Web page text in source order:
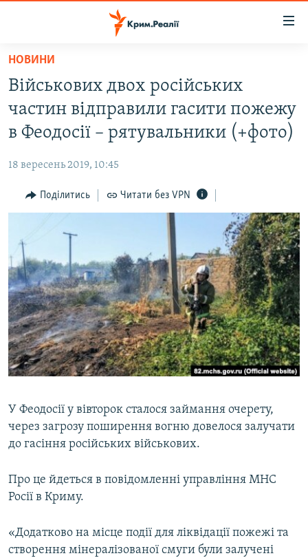
Перейти
основного
матеріалу
Перейти
до
основної
навігації
Перейти
до
ВІДЕО ТА ФОТО
БЛОГИ
ПОГЛЯД
ВСЕ ЗА ДЕНЬ
СПЕЦПРОЕКТИ
ДЕПОРТАЦІЯ
ВІДЕОУРОКИ «ELIFBE»
СВІДЧЕННЯ ОКУПАЦІЇ
УКРАЇНСЬКА ПРОБЛЕМА КРИМУ
ЯК ОБІЙТИ БЛОКУВАННЯ
Русский
Qırımtatar
НОВИНИ
Військових двох російських
частин відправили гасити пожежу
в Феодосії – рятувальники (+фото)
18 вересень 2019, 10:45
Поділитись Читати без VPN
У Феодосії у вівторок сталося займання очерету,
через загрозу поширення вогню довелося залучати
до гасіння російських військових.
Про це йдеться в повідомленні управління МНС
Росії в Криму.
«Додатково на місце події для ліквідації пожежі та
створення мінералізованої смуги були залучені